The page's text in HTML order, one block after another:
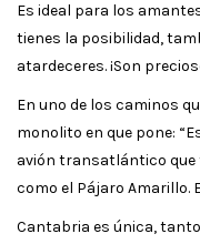
Es ideal para los
tienes la posibilidad,
atardeceres. ¡Son
En uno de los caminos
monolito en que pone:
avión transatlántico que
como el Pájaro Amarillo.
Cantabria es única,